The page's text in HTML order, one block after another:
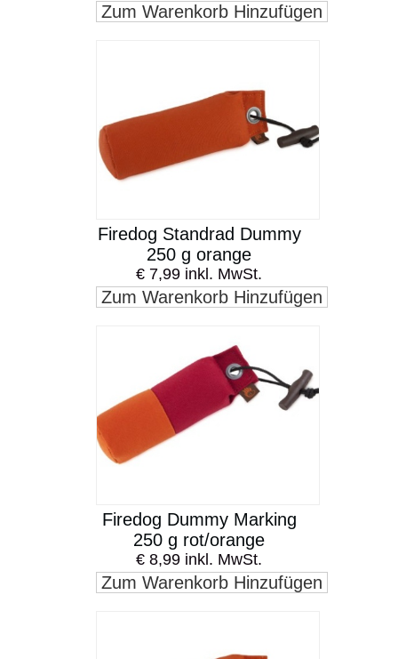
Zum Warenkorb Hinzufügen
Firedog Standrad Dummy
250 g orange
€ 7,99 inkl. MwSt.
Zum Warenkorb Hinzufügen
Firedog Dummy Marking
250 g rot/orange
€ 8,99 inkl. MwSt.
Zum Warenkorb Hinzufügen